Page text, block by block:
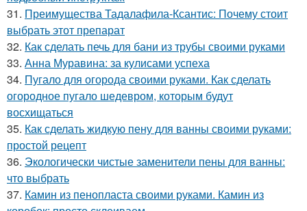
31. Преимущества Тадалафила-Ксантис: Почему стоит
выбрать этот препарат
32. Как сделать печь для бани из трубы своими руками
33. Анна Муравина: за кулисами успеха
34. Пугало для огорода своими руками. Как сделать
огородное пугало шедевром, которым будут
восхищаться
35. Как сделать жидкую пену для ванны своими руками:
простой рецепт
36. Экологически чистые заменители пены для ванны:
что выбрать
37. Камин из пенопласта своими руками. Камин из